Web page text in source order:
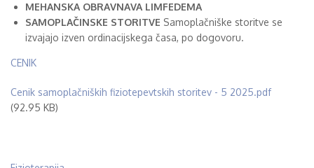
MEHANSKA OBRAVNAVA LIMFEDEMA
SAMOPLAČINSKE STORITVE Samoplačniške storitve se
izvajajo izven ordinacijskega časa, po dogovoru.
CENIK
File
Cenik samoplačniških fiziotepevtskih storitev - 5 2025.pdf
(92.95 KB)